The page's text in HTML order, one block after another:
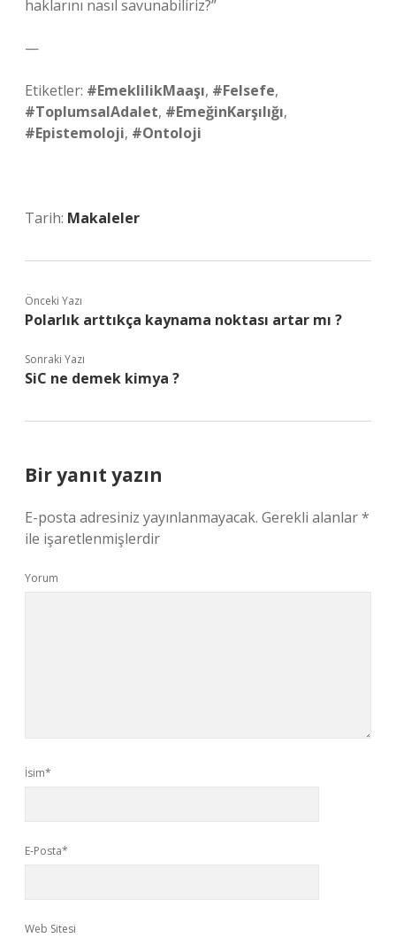
haklarını nasıl savunabiliriz?”
—
Etiketler: #EmeklilikMaaşı, #Felsefe,
#ToplumsalAdalet, #EmeğinKarşılığı,
#Epistemoloji, #Ontoloji
Tarih: Makaleler
Önceki Yazı
Polarlık arttıkça kaynama noktası artar mı ?
Sonraki Yazı
SiC ne demek kimya ?
Bir yanıt yazın
E-posta adresiniz yayınlanmayacak. Gerekli alanlar*
ile işaretlenmişlerdir
Yorum
İsim*
E-Posta*
Web Sitesi